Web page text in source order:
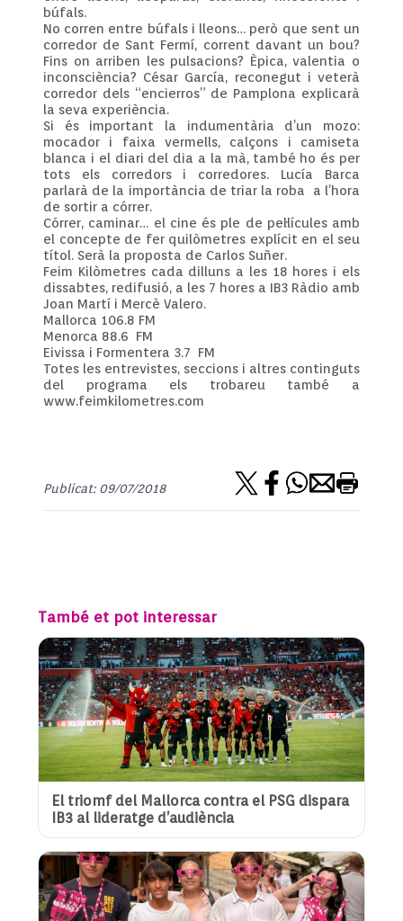
búfals.
No corren entre búfals i lleons… però que sent un
corredor de Sant Fermí, corrent davant un bou?
Fins on arriben les pulsacions? Èpica, valentia o
inconsciència? César García, reconegut i veterà
corredor dels “encierros” de Pamplona explicarà
la seva experiència.
Si és important la indumentària d’un mozo:
mocador i faixa vermells, calçons i camiseta
blanca i el diari del dia a la mà, també ho és per
tots els corredors i corredores. Lucía Barca
parlarà de la importància de triar la roba a l’hora
de sortir a córrer.
Córrer, caminar… el cine és ple de pel·lícules amb
el concepte de fer quilòmetres explícit en el seu
títol. Serà la proposta de Carlos Suñer.
Feim Kilòmetres cada dilluns a les 18 hores i els
dissabtes, redifusió, a les 7 hores a IB3 Ràdio amb
Joan Martí i Mercè Valero.
Mallorca 106.8 FM
Menorca 88.6 FM
Eivissa i Formentera 3.7 FM
Totes les entrevistes, seccions i altres continguts
del programa els trobareu també a
www.feimkilometres.com
Publicat: 09/07/2018
També et pot interessar
El triomf del Mallorca contra el PSG dispara
IB3 al lideratge d’audiència